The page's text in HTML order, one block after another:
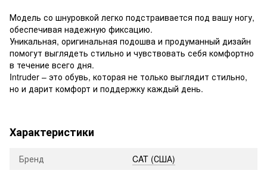
Модель со шнуровкой легко подстраивается под вашу ногу,
обеспечивая надежную фиксацию.
Уникальная, оригинальная подошва и продуманный дизайн
помогут выглядеть стильно и чувствовать себя комфортно
в течение всего дня.
Intruder – это обувь, которая не только выглядит стильно,
но и дарит комфорт и поддержку каждый день.
Характеристики
Бренд
CAT (США)